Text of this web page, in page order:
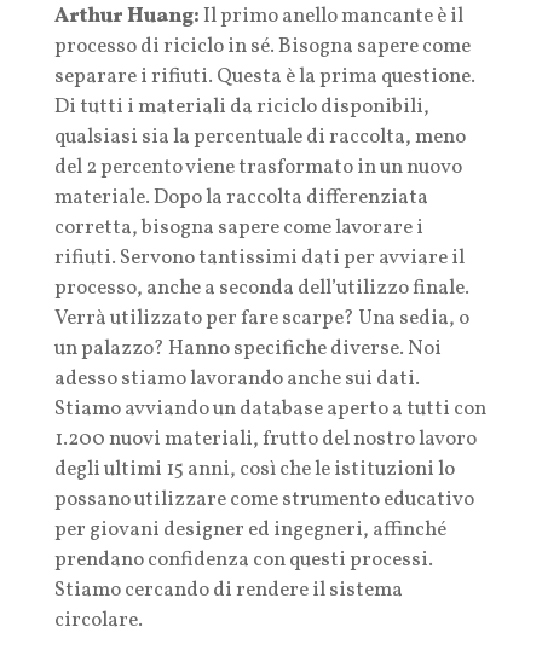
Arthur Huang:Il primo anello mancante è il
processo di riciclo in sé. Bisogna sapere come
separare i rifiuti. Questa è la prima questione.
Di tutti i materiali da riciclo disponibili,
qualsiasi sia la percentuale di raccolta, meno
del 2 percento viene trasformato in un nuovo
materiale. Dopo la raccolta differenziata
corretta, bisogna sapere come lavorare i
rifiuti. Servono tantissimi dati per avviare il
processo, anche a seconda dell’utilizzo finale.
Verrà utilizzato per fare scarpe? Una sedia, o
un palazzo? Hanno specifiche diverse. Noi
adesso stiamo lavorando anche sui dati.
Stiamo avviando un database aperto a tutti con
1.200 nuovi materiali, frutto del nostro lavoro
degli ultimi 15 anni, così che le istituzioni lo
possano utilizzare come strumento educativo
per giovani designer ed ingegneri, affinché
prendano confidenza con questi processi.
Stiamo cercando di rendere il sistema
circolare.